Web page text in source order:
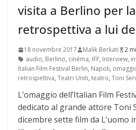
visita a Berlino per la
retrospettiva a lui
18 novembre 2017 Malik Berkati
2
audio, Berlino, cinéma, IFF, Interview,
Italian Film Festival Berlin, Napoli,
retrospettiva, Teatri Uniti, teatro, Toni
L’omaggio dell’Italian Film
dedicato al grande attore Toni
dicembre sette film da L’uomo